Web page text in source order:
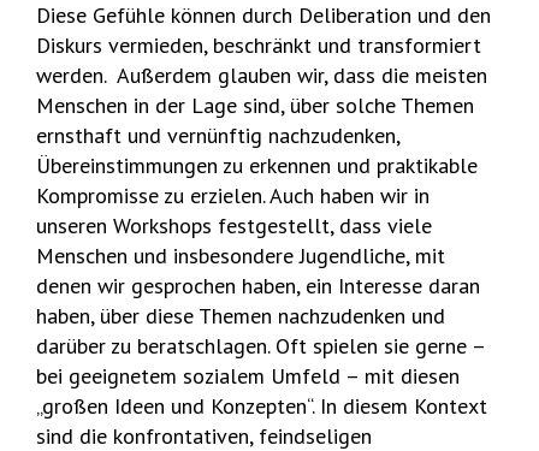
Diese Gefühle können durch Deliberation und den
Diskurs vermieden, beschränkt und transformiert
werden. Außerdem glauben wir, dass die meisten
Menschen in der Lage sind, über solche Themen
ernsthaft und vernünftig nachzudenken,
Übereinstimmungen zu erkennen und praktikable
Kompromisse zu erzielen. Auch haben wir in
unseren Workshops festgestellt, dass viele
Menschen und insbesondere Jugendliche, mit
denen wir gesprochen haben, ein Interesse daran
haben, über diese Themen nachzudenken und
darüber zu beratschlagen. Oft spielen sie gerne –
bei geeignetem sozialem Umfeld – mit diesen
„großen Ideen und Konzepten“. In diesem Kontext
sind die konfrontativen, feindseligen